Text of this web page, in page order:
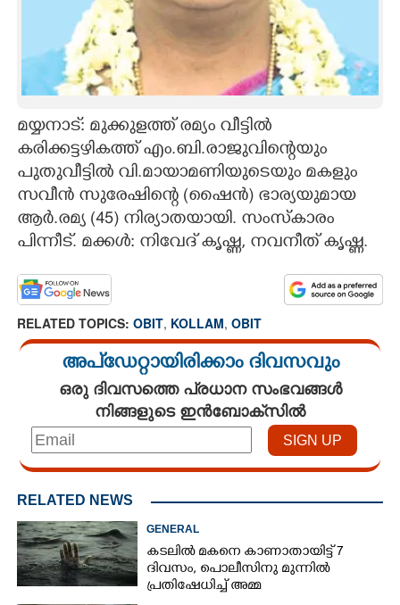
CARTOONS
LITERATURE
ZOOM
CONTACT US
മയ്യനാട്: മുക്കുളത്ത് രമ്യം വീട്ടിൽ
കരിക്കട്ടഴികത്ത് എം.ബി.രാജുവിന്റെയും
പുതുവീട്ടിൽ വി.മായാമണിയുടെയും മകളും
സവീൻ സുരേഷിന്റെ (ഷൈൻ) ഭാര്യയുമായ
ആർ.രമ്യ (45) നിര്യാതയായി. സംസ്കാരം
പിന്നീട്. മക്കൾ:​ നിവേദ് കൃഷ്ണ, നവനീത് കൃഷ്ണ.
RELATED TOPICS: OBIT, KOLLAM, OBIT
അപ്ഡേറ്റായിരിക്കാം ദിവസവും
ഒരു ദിവസത്തെ പ്രധാന സംഭവങ്ങൾ
നിങ്ങളുടെ ഇൻബോക്സിൽ
RELATED NEWS
GENERAL
കടലിൽ മകനെ കാണാതായിട്ട് 7
ദിവസം, പൊലീസിനു മുന്നിൽ
പ്രതിഷേധിച്ച് അമ്മ